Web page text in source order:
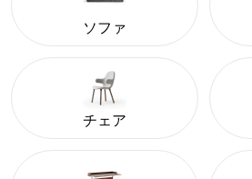
ソファ
チェア